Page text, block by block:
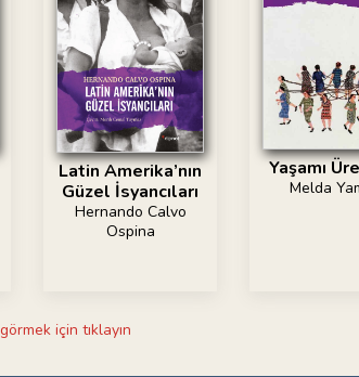
Latin Amerika’nın
Güzel İsyancıları
Hernando Calvo
Ospina
Yaşamı
Melda
için tıklayın